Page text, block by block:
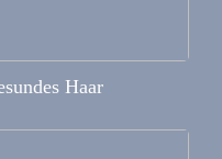
Haar